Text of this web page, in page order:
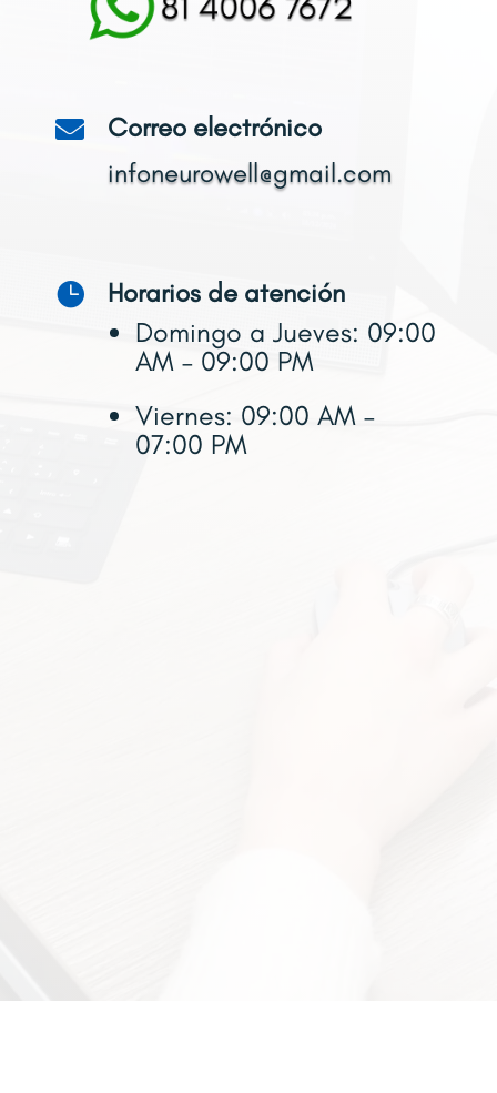

Correo electrónico
infoneurowell@gmail.com
 Horarios de atención
Domingo a Jueves: 09:00
AM – 09:00 PM
Viernes: 09:00 AM –
07:00 PM